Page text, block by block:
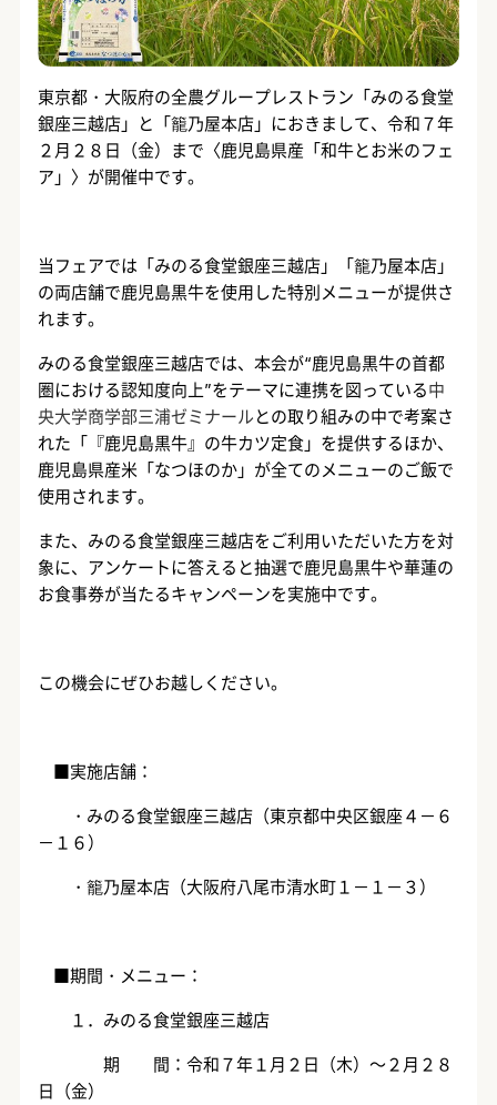
東京都・大阪府の全農グループレストラン「みのる食堂
銀座三越店」と「籠乃屋本店」におきまして、令和７年
２月２８日（金）まで〈鹿児島県産「和牛とお米のフェ
ア」〉が開催中です。
当フェアでは「みのる食堂銀座三越店」「籠乃屋本店」
の両店舗で鹿児島黒牛を使用した特別メニューが提供さ
れます。
みのる食堂銀座三越店では、本会が“鹿児島黒牛の首都
圏における認知度向上”をテーマに連携を図っている中
央大学商学部三浦ゼミナール との取り組みの中で考案さ
れた「『鹿児島黒牛』の牛カツ定食」を提供するほか、
鹿児島県産米「なつほのか」が全てのメニューのご飯で
使用されます。
また、みのる食堂銀座三越店をご利用いただいた方を対
象に、アンケートに答えると抽選で鹿児島黒牛や華蓮の
お食事券が当たるキャンペーンを実施中です。
この機会にぜひお越しください。
■実施店舗：
・みのる食堂銀座三越店（東京都中央区銀座４－６
－１６）
・籠乃屋本店（大阪府八尾市清水町１－１－３）
■期間・メニュー：
１．みのる食堂銀座三越店
期 間：令和７年１月２日（木）～２月２８
日（金）